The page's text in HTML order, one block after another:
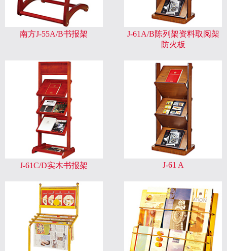
南方J-55A/B书报架
J-61A/B陈列架资料取阅架
防火板
J-61C/D实木书报架 J-61 A